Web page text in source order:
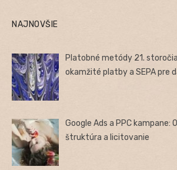
NAJNOVŠIE
Platobné metódy 21.
okamžité platby a SEPA pre
Google Ads a PPC kampane:
štruktúra a licitovanie